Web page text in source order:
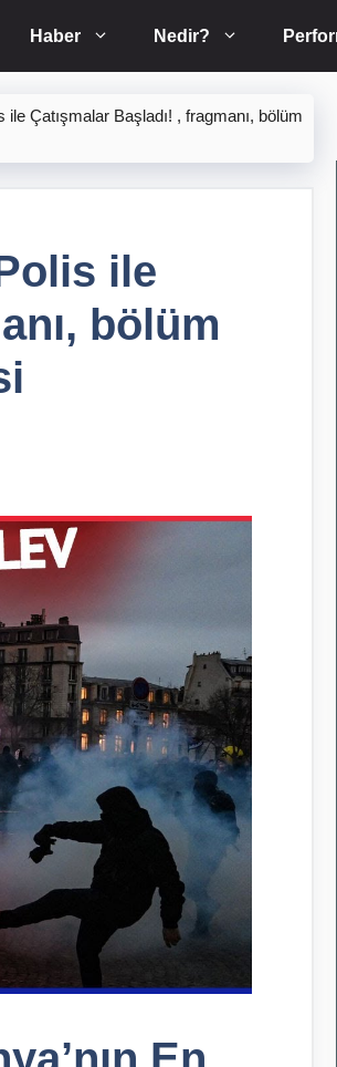
Haber Nedir?
ile Çatışmalar Başladı! , fragmanı, bölüm
ile
bölüm